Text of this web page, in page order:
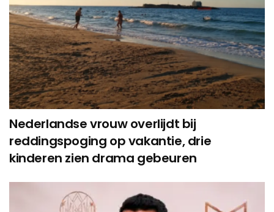
Nederlandse vrouw overlijdt bij
reddingspoging op vakantie, drie
kinderen zien drama gebeuren